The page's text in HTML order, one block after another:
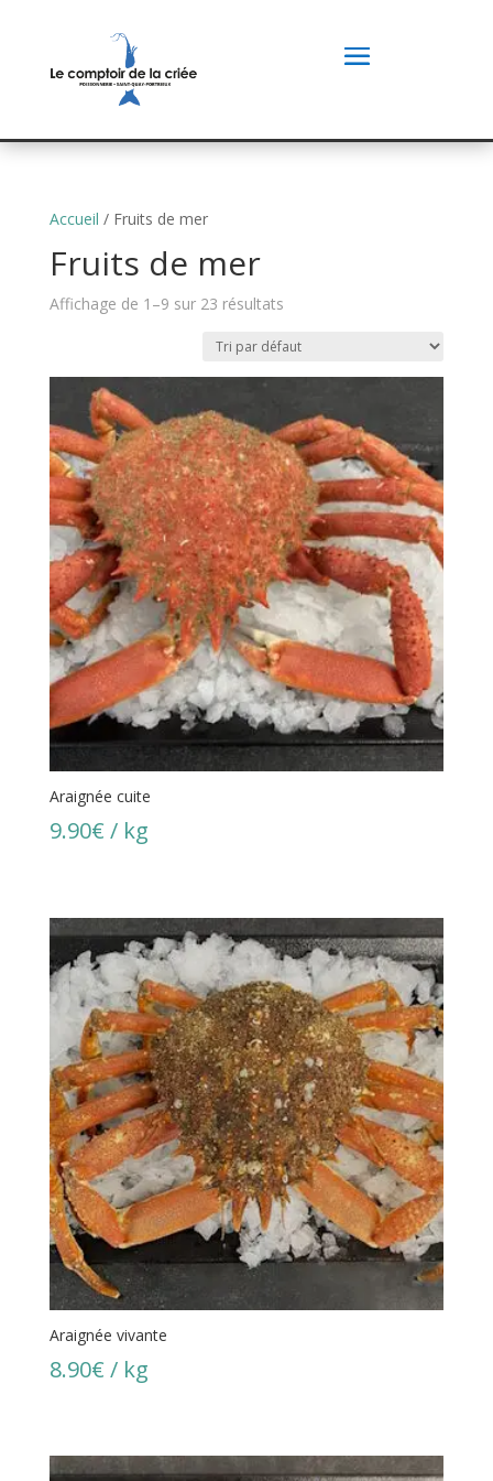
Accueil / Fruits de mer
Fruits de mer
Affichage de 1–9 sur 23 résultats
Araignée cuite
9.90€ / kg
Araignée vivante
8.90€ / kg